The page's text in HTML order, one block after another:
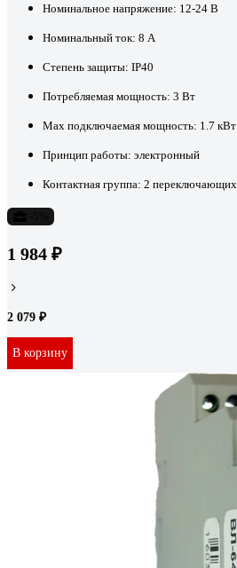
Номинальное напряжение: 12-24 В
Номинальный ток: 8 А
Степень защиты: IP40
Потребляемая мощность: 3 Вт
Max подключаемая мощность: 1.7 кВт
Принцип работы: электронный
Контактная группа: 2 переключающих
1 984 ₽
2 079 ₽
В корзину